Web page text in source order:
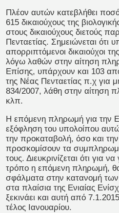
Πλέον αυτών κατεβλήθει
615 δικαιούχους της
στους δικαιούχους διετούς
Πενταετίας. Σημειώνεται ότι
απορριπτόμενοι δικαιούχοι
λόγω λαθών στην αίτηση
Επίσης, υπάρχουν και 103
της Νέας Πενταετίας π.χ για
834/2007, λάθη στην αίτηση
κλπ.
Η επόμενη πληρωμή για την
εξόφληση του υπολοίπου
την προκαταβολή, όσο και
προσκομίσουν τα
τους. Διευκρινίζεται ότι για
τρόπο η επόμενη πληρωμή,
σφάλματα στην κατανομή
στα πλαίσια της Ενιαίας
ξεκινάει και αυτή από
τέλος Ιανουαρίου.